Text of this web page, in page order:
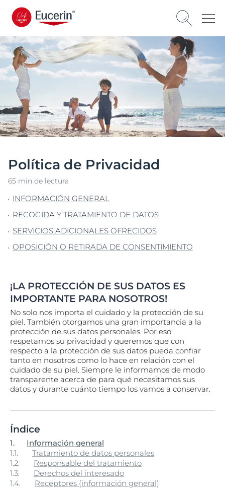
Política de Privacidad
65 min de lectura
INFORMACIÓN GENERAL
RECOGIDA Y TRATAMIENTO DE DATOS
SERVICIOS ADICIONALES OFRECIDOS
OPOSICIÓN O RETIRADA DE CONSENTIMIENTO
¡LA PROTECCIÓN DE SUS DATOS ES
IMPORTANTE PARA NOSOTROS!
No solo nos importa el cuidado y la protección de su
piel. También otorgamos una gran importancia a la
protección de sus datos personales. Por eso
respetamos su privacidad y queremos que con
respecto a la protección de sus datos pueda confiar
tanto en nosotros como lo hace en relación con el
cuidado de su piel. Siempre le informamos de modo
transparente acerca de para qué necesitamos sus
datos y durante cuánto tiempo los vamos a conservar.
Índice
1. Información general
1.1. Tratamiento de datos personales
1.2. Responsable del tratamiento
1.3. Derechos del interesado
1.4. Receptores (información general)